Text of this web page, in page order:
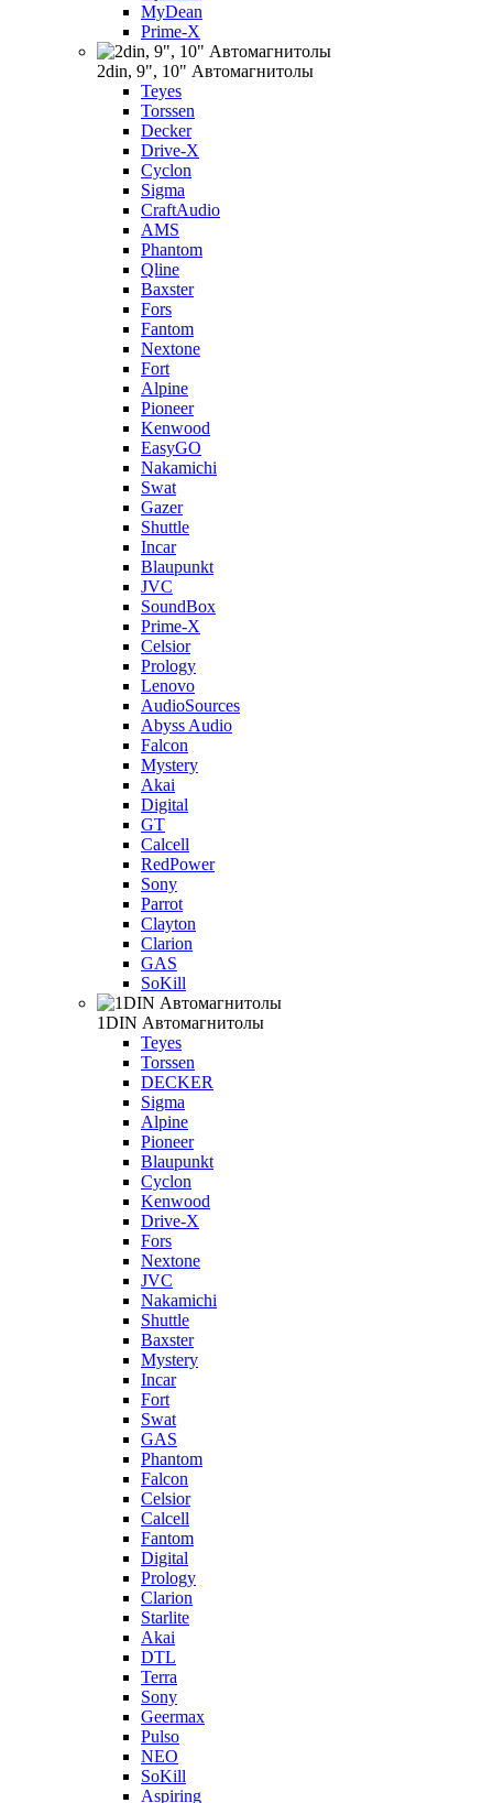
MyDean
Prime-X
2din, 9", 10" Автомагнитолы
Teyes
Torssen
Decker
Drive-X
Cyclon
Sigma
CraftAudio
AMS
Phantom
Qline
Baxster
Fors
Fantom
Nextone
Fort
Alpine
Pioneer
Kenwood
EasyGO
Nakamichi
Swat
Gazer
Shuttle
Incar
Blaupunkt
JVC
SoundBox
Prime-X
Celsior
Prology
Lenovo
AudioSources
Abyss Audio
Falcon
Mystery
Akai
Digital
GT
Calcell
RedPower
Sony
Parrot
Clayton
Clarion
GAS
SoKill
1DIN Автомагнитолы
Teyes
Torssen
DECKER
Sigma
Alpine
Pioneer
Blaupunkt
Cyclon
Kenwood
Drive-X
Fors
Nextone
JVC
Nakamichi
Shuttle
Baxster
Mystery
Incar
Fort
Swat
GAS
Phantom
Falcon
Celsior
Calcell
Fantom
Digital
Prology
Clarion
Starlite
Akai
DTL
Terra
Sony
Geermax
Pulso
NEO
SoKill
Aspiring